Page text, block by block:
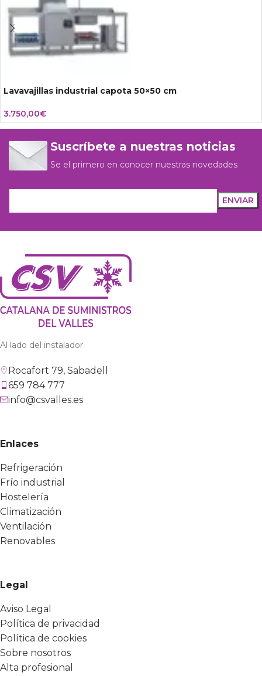
Lavavajillas industrial capota 50×50 cm
3.750,00€
Suscríbete a nuestras noticias
Se el primero en conocer nuestras novedades
Al lado del instalador
Rocafort 79, Sabadell
659 784 777
info@csvalles.es
Enlaces
Refrigeración
Frío industrial
Hostelería
Climatización
Ventilación
Renovables
Legal
Aviso Legal
Política de privacidad
Política de cookies
Sobre nosotros
Alta profesional